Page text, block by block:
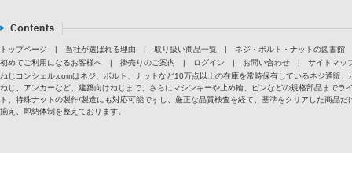
トップページ | 当社が選ばれる理由 | 取り扱い商品一覧 |
ネジ・ボルト・ナットの図書館
初めてご利用になるお客様へ
| 掛売りのご案内 | ログイン | お問い合わせ |
サイトマッ
ねじコンシェル.comはネジ、ボルト、ナットなど10万点以上の在庫を常時保有しているネジ通販
ねじ、アンカーなど、建築向けねじまで、さらにマシンキーや止め輪、ピンなどの規格部品まで
ト、特殊ナットの製作/製造にも対応可能ですし、厳正な品質検査を経て、基準をクリアした商品
揃え、即納体制を整えております。